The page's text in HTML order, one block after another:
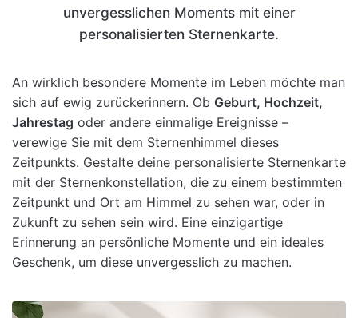
unvergesslichen Moments mit einer
personalisierten Sternenkarte.
An wirklich besondere Momente im Leben möchte man
sich auf ewig zurückerinnern. Ob Geburt, Hochzeit,
Jahrestag oder andere einmalige Ereignisse –
verewige Sie mit dem Sternenhimmel dieses
Zeitpunkts. Gestalte deine personalisierte Sternenkarte
mit der Sternenkonstellation, die zu einem bestimmten
Zeitpunkt und Ort am Himmel zu sehen war, oder in
Zukunft zu sehen sein wird. Eine einzigartige
Erinnerung an persönliche Momente und ein ideales
Geschenk, um diese unvergesslich zu machen.